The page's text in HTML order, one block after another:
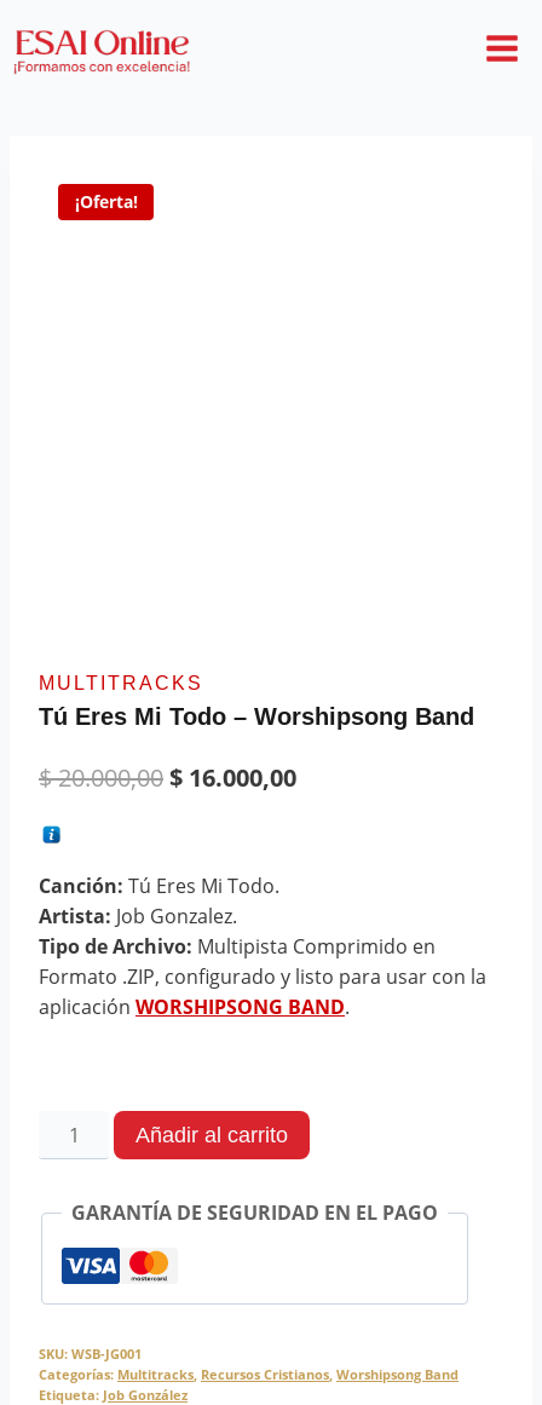
¡Oferta!
MULTITRACKS
Tú Eres Mi Todo – Worshipsong Band
$20.000,00$ 16.000,00
Canción: Tú Eres Mi Todo.
Artista: Job Gonzalez.
Tipo de Archivo: Multipista Comprimido en
Formato .ZIP, configurado y listo para usar con la
aplicación WORSHIPSONG BAND.
Añadir al carrito
GARANTÍA DE SEGURIDAD EN EL PAGO
SKU: WSB-JG001
Categorías: Multitracks, Recursos Cristianos, Worshipsong Band
Etiqueta: Job González